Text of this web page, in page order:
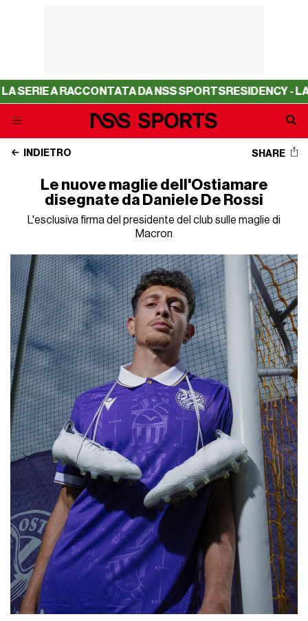
DA NSS SPORTSRESIDENCY - LA SERIE A
INDIETRO SHARE
Le nuove maglie dell'Ostiamare
disegnate da Daniele De Rossi
L'esclusiva firma del presidente del club sulle maglie di
Macron